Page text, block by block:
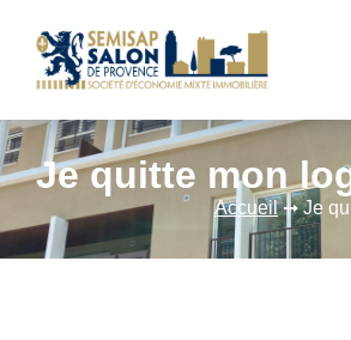
Je quitte mon
Accueil➞Je